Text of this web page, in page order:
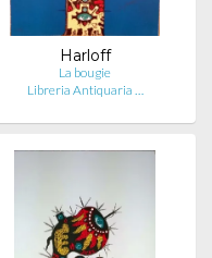
Harloff
La bougie
Libreria Antiquaria …